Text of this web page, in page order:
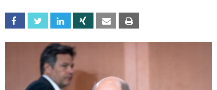
Facebook Twitter Linkedin Xing Email